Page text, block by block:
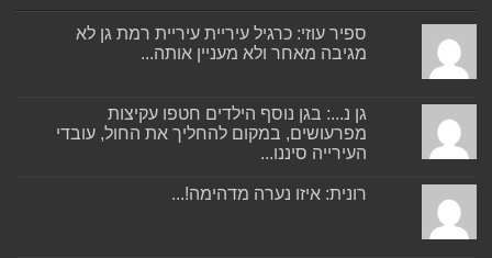
ספיר עוזי: כרגיל עיריית עיריית רמת גן לא
מגיבה מאחר ולא מעניין אותה...
גן נ...: בגן נוסף הילדים חטפו עקיצות
מפרעושים, במקום להחליך את החול, עובדי
העירייה סיננו...
רונית: איזו נערה מדהימה!...